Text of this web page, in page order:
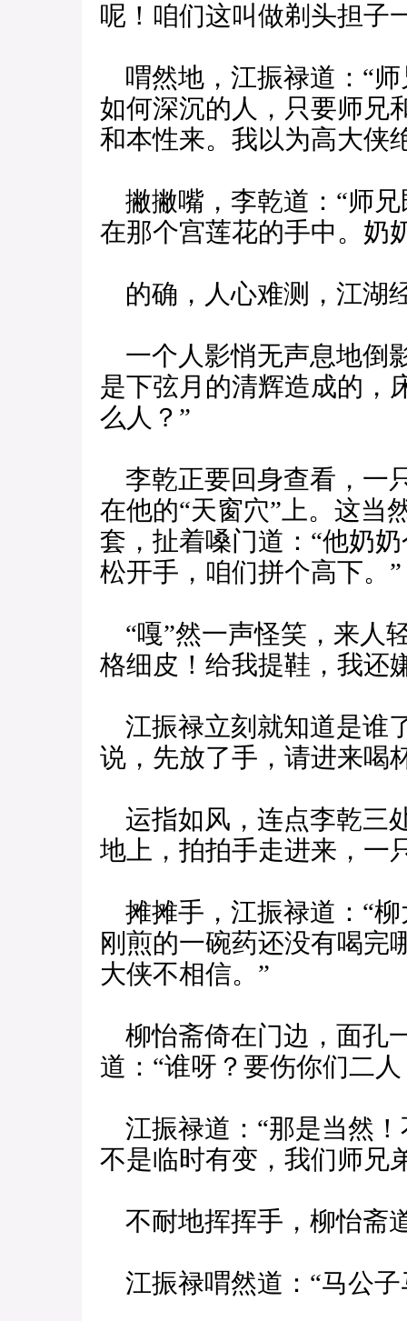
呢！咱们这叫做剃头担子
喟然地，江振禄道：“
如何深沉的人，只要师兄
和本性来。我以为高大侠
撇撇嘴，李乾道：“师
在那个宫莲花的手中。奶
的确，人心难测，江湖
一个人影悄无声息地倒
是下弦月的清辉造成的，
么人？”
李乾正要回身查看，一
在他的“天窗穴”上。这当
套，扯着嗓门道：“他奶
松开手，咱们拼个高下。”
“嘎”然一声怪笑，来人
格细皮！给我提鞋，我还
江振禄立刻就知道是谁
说，先放了手，请进来喝
运指如风，连点李乾三
地上，拍拍手走进来，一
摊摊手，江振禄道：“
刚煎的一碗药还没有喝完
大侠不相信。”
柳怡斋倚在门边，面孔
道：“谁呀？要伤你们二
江振禄道：“那是当然
不是临时有变，我们师兄
不耐地挥挥手，柳怡斋
江振禄喟然道：“马公